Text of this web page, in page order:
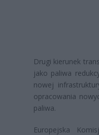
Drugi kierunek
jako paliwa
nowej
opracowania
paliwa.
Europejska